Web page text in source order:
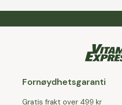
Fornøydhetsgaranti
Gratis frakt over 499 kr